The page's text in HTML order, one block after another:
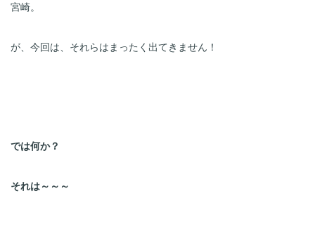
宮崎。
が、今回は、それらはまったく出てきません！
では何か？
それは～～～